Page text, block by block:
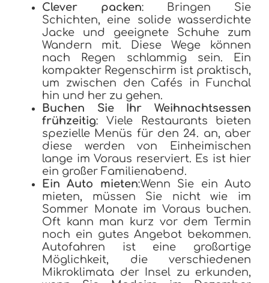
Clever packen: Bringen Sie
Schichten, eine solide wasserdichte
Jacke und geeignete Schuhe zum
Wandern mit. Diese Wege können
nach Regen schlammig sein. Ein
kompakter Regenschirm ist praktisch,
um zwischen den Cafés in Funchal
hin und her zu gehen.
Buchen Sie Ihr Weihnachtsessen
frühzeitig: Viele Restaurants bieten
spezielle Menüs für den 24. an, aber
diese werden von Einheimischen
lange im Voraus reserviert. Es ist hier
ein großer Familienabend.
Ein Auto mieten:Wenn Sie ein Auto
mieten, müssen Sie nicht wie im
Sommer Monate im Voraus buchen.
Oft kann man kurz vor dem Termin
noch ein gutes Angebot bekommen.
Autofahren ist eine großartige
Möglichkeit, die verschiedenen
Mikroklimata der Insel zu erkunden,